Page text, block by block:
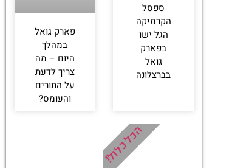
ספסל
הקרמיקה
הגל ישו
בפארק
גואל
בברצלונה
פארק גואל
במהלך
היום – מה
צריך לדעת
על התורים
והעומס?
הכל כלול!